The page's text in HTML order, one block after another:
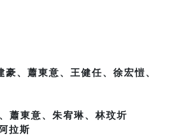
豪、蕭東意、王健任、徐宏愷、
蕭東意、朱宥琳、林玟圻
拉斯